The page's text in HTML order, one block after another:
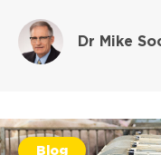
Dr Mike
Blog